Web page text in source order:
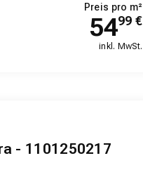
Preis pro m²
5499 €
inkl. MwSt.
- 1101250217